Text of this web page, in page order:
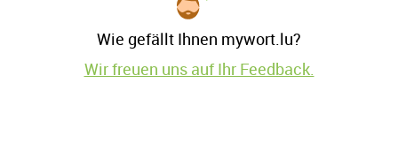
Wie gefällt Ihnen mywort.lu?
Wir freuen uns auf Ihr Feedback.